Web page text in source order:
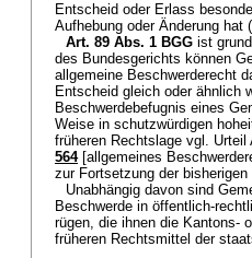
Entscheid oder Erlass
Aufhebung oder Änderung hat
Art. 89 Abs. 1 BGG ist
des Bundesgerichts können
allgemeine Beschwerderecht
Entscheid gleich oder ähnlich
Beschwerdebefugnis eines
Weise in schutzwürdigen
früheren Rechtslage vgl.
564[allgemeines
zur Fortsetzung der
Unabhängig davon sind
Beschwerde in öffentlich-
rügen, die ihnen die Kantons-
früheren Rechtsmittel der